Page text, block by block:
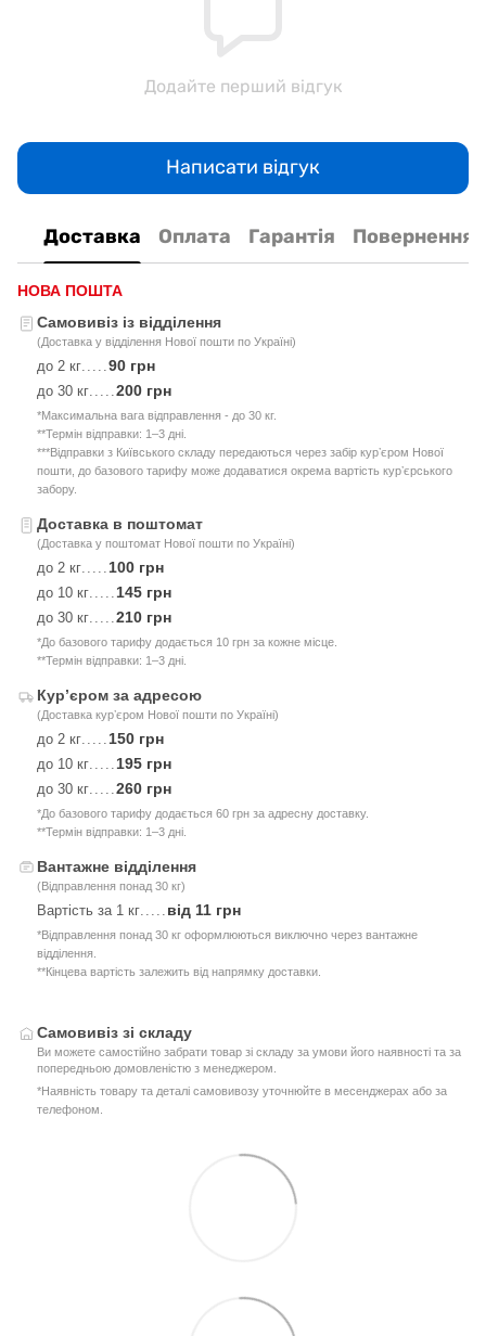
Додайте перший відгук
Написати відгук
Доставка Оплата Гарантія Повернення
НОВА ПОШТА
Самовивіз із відділення
(Доставка у відділення Нової пошти по Україні)
до 2 кг 90 грн
до 30 кг 200 грн
*Максимальна вага відправлення - до 30 кг.
**Термін відправки: 1–3 дні.
***Відправки з Київського складу передаються через забір курʼєром Нової
пошти, до базового тарифу може додаватися окрема вартість курʼєрського
забору.
Доставка в поштомат
(Доставка у поштомат Нової пошти по Україні)
до 2 кг 100 грн
до 10 кг 145 грн
до 30 кг 210 грн
*До базового тарифу додається 10 грн за кожне місце.
**Термін відправки: 1–3 дні.
Курʼєром за адресою
(Доставка курʼєром Нової пошти по Україні)
до 2 кг 150 грн
до 10 кг 195 грн
до 30 кг 260 грн
*До базового тарифу додається 60 грн за адресну доставку.
**Термін відправки: 1–3 дні.
Вантажне відділення
(Відправлення понад 30 кг)
Вартість за 1 кг від 11 грн
*Відправлення понад 30 кг оформлюються виключно через вантажне
відділення.
**Кінцева вартість залежить від напрямку доставки.
Самовивіз зі складу
Ви можете самостійно забрати товар зі складу за умови його наявності та за
попередньою домовленістю з менеджером.
*Наявність товару та деталі самовивозу уточнюйте в месенджерах або за
телефоном.